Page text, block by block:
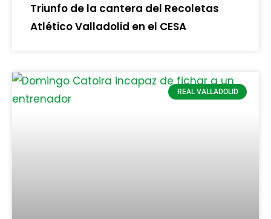
Triunfo de la cantera del Recoletas
Atlético Valladolid en el CESA
REAL VALLADOLID